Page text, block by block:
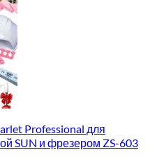
Professional для
SUN и фрезером ZS-603